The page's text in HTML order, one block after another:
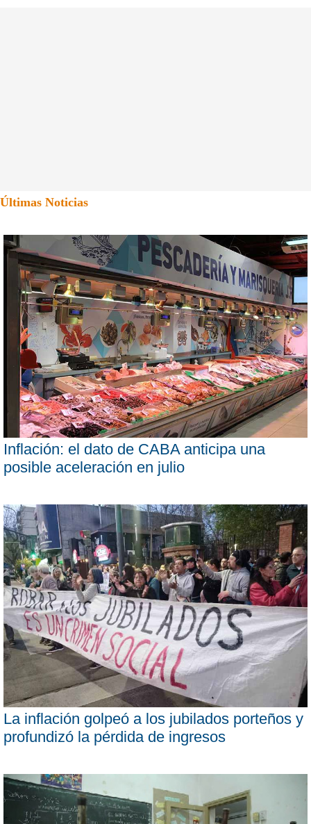
Últimas Noticias
Inflación: el dato de CABA anticipa una
posible aceleración en julio
La inflación golpeó a los jubilados porteños y
profundizó la pérdida de ingresos